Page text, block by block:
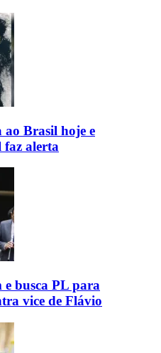
ao Brasil hoje e
faz alerta
busca PL para
vice de Flávio